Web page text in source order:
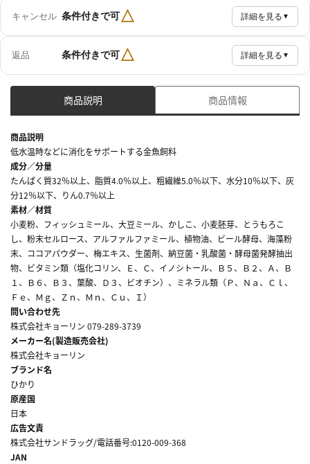
キャンセル 条件付きで可△ 詳細を見る ▼
返品 条件付きで可△ 詳細を見る ▼
商品説明 商品情報
商品説明
低水温時などに消化をサポートする金魚飼料
成分／分量
たんぱく質32％以上、脂質4.0％以上、粗繊維5.0％以下、水分10％以下、灰
分12％以下、りん0.7％以上
素材／材質
小麦粉、フィッシュミール、大豆ミール、かしこ、小麦胚芽、とうもろこ
し、粉末セルロース、アルファルファミール、植物油、ビール酵母、海藻粉
末、ココアパウダー、梅エキス、生菌剤、納豆菌・乳酸菌・酵母菌発酵抽出
物、ビタミン類（塩化コリン、Ｅ、Ｃ、イノシトール、Ｂ５、Ｂ２、Ａ、Ｂ
１、Ｂ６、Ｂ３、葉酸、Ｄ３、ビオチン）、ミネラル類（Ｐ、Ｎａ、Ｃｌ、
Ｆｅ、Ｍｇ、Ｚｎ、Ｍｎ、Ｃｕ、Ｉ）
問い合わせ先
株式会社キョーリン 079-289-3739
メーカー名(製造販売会社)
株式会社キョーリン
ブランド名
ひかり
原産国
日本
広告文責
株式会社サンドラッグ/電話番号:0120-009-368
JAN